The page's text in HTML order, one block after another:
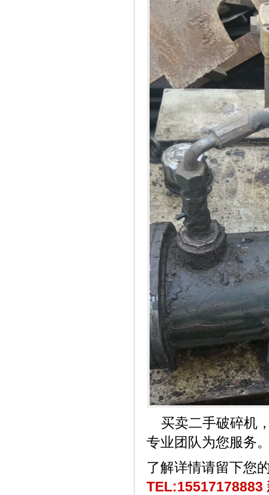
买卖二手破碎机
专业团队为您服务
了解详情请留下您
TEL:15517178883